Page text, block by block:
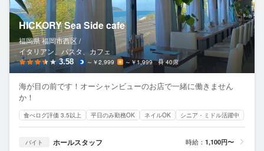
検索履歴・保存した条件
応募履歴
WEB履歴書
スカウト・メルマガ受信設定
ヘルプ・お問い合わせフォーム
掲載をご検討の店舗様へ
HICKORY Sea Side cafe
福岡県 福岡市西区 /
イタリアン、パスタ、カフェ
3.58 ～￥2,999 ～￥1,999 40席
海が目の前です！オーシャンビューのお店で一緒に働きません
か！
食べログ評価 3.5以上 平日のみ勤務OK ネイルOK シニア・ミドル活躍中
バイト ホールスタッフ 時給： 1,100円〜